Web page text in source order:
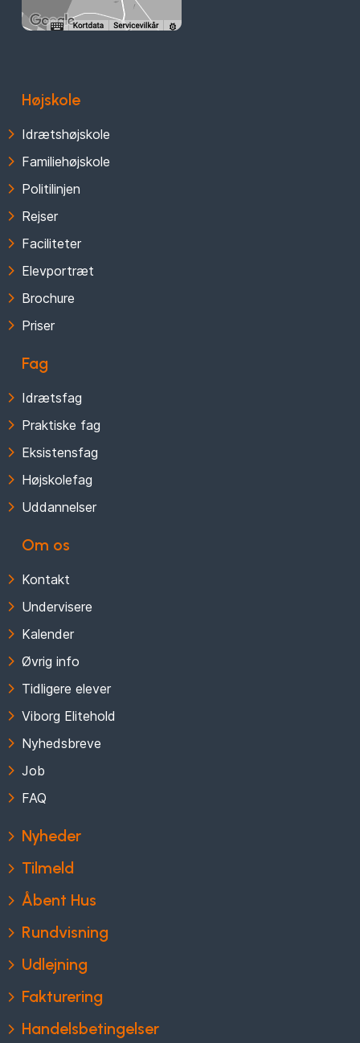
Højskole
Idrætshøjskole
Familiehøjskole
Politilinjen
Rejser
Faciliteter
Elevportræt
Brochure
Priser
Fag
Idrætsfag
Praktiske fag
Eksistensfag
Højskolefag
Uddannelser
Om os
Kontakt
Undervisere
Kalender
Øvrig info
Tidligere elever
Viborg Elitehold
Nyhedsbreve
Job
FAQ
Nyheder
Tilmeld
Åbent Hus
Rundvisning
Udlejning
Fakturering
Handelsbetingelser